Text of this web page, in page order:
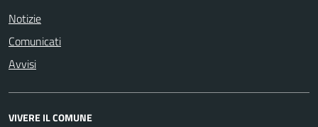
Notizie
Comunicati
Avvisi
VIVERE IL COMUNE